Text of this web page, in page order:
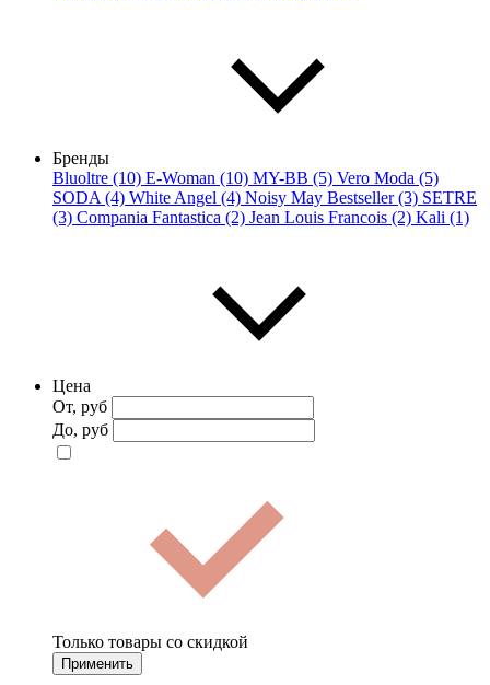
Бренды
Bluoltre (10) E-Woman (10) MY-BB (5) Vero Moda (5)
SODA (4) White Angel (4) Noisy May Bestseller (3) SETRE
(3) Compania Fantastica (2) Jean Louis Francois (2) Kali (1)
Цена
От, руб
До, руб
Только товары со скидкой
Применить